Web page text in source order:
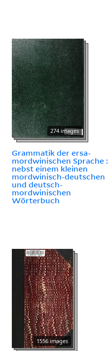
274 images
Grammatik der ersa-
mordwinischen Sprache :
nebst einem kleinen
mordwinisch-deutschen
und deutsch-
mordwinischen
Wörterbuch
1556 images